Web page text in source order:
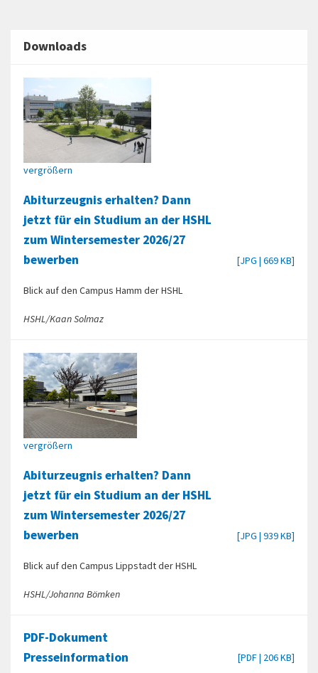
Downloads
vergrößern
Abiturzeugnis erhalten? Dann
jetzt für ein Studium an der HSHL
zum Wintersemester 2026/27
bewerben
[JPG | 669 KB]
Blick auf den Campus Hamm der HSHL
HSHL/Kaan Solmaz
vergrößern
Abiturzeugnis erhalten? Dann
jetzt für ein Studium an der HSHL
zum Wintersemester 2026/27
bewerben
[JPG | 939 KB]
Blick auf den Campus Lippstadt der HSHL
HSHL/Johanna Bömken
PDF-Dokument
Presseinformation
[PDF | 206 KB]